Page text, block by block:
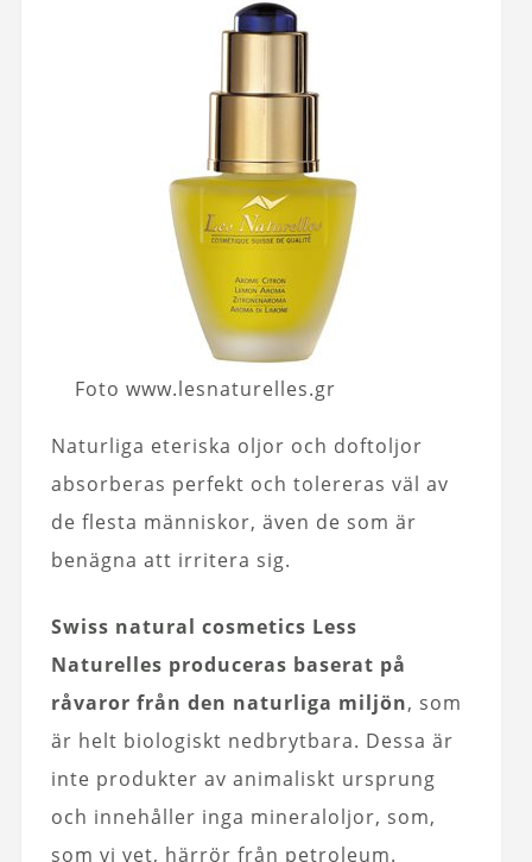
Foto www.lesnaturelles.gr
Naturliga eteriska oljor och doftoljor
absorberas perfekt och tolereras väl av
de flesta människor, även de som är
benägna att irritera sig.
Swiss natural cosmetics Less
Naturelles produceras baserat på
råvaror från den naturliga miljön, som
är helt biologiskt nedbrytbara. Dessa är
inte produkter av animaliskt ursprung
och innehåller inga mineraloljor, som,
som vi vet, härrör från petroleum.